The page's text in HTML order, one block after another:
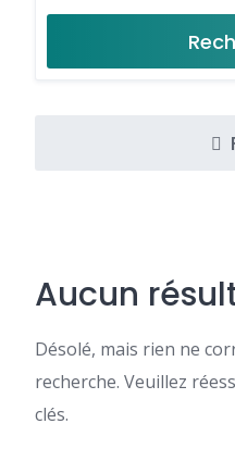
Aucun
Désolé, mais rien ne
recherche. Veuillez
clés.